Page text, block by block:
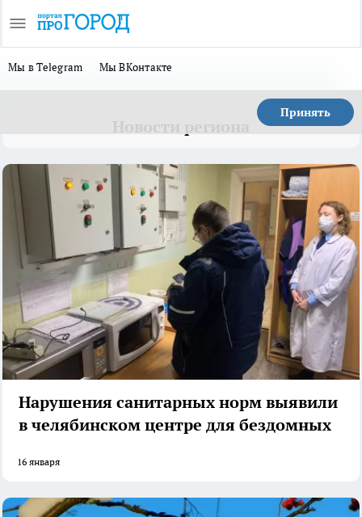
Мы в Telegram Мы ВКонтакте
Принять
Нарушения санитарных норм выявили
в челябинском центре для бездомных
16 января